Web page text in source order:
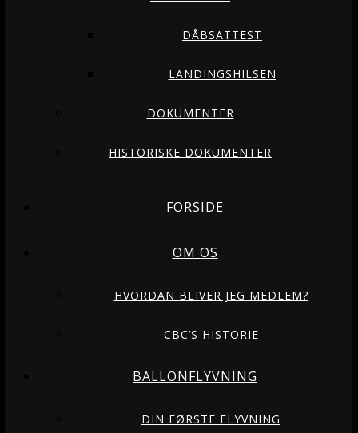
DÅBSATTEST
LANDINGSHILSEN
DOKUMENTER
HISTORISKE DOKUMENTER
FORSIDE
OM OS
HVORDAN BLIVER JEG MEDLEM?
CBC’S HISTORIE
BALLONFLYVNING
DIN FØRSTE FLYVNING